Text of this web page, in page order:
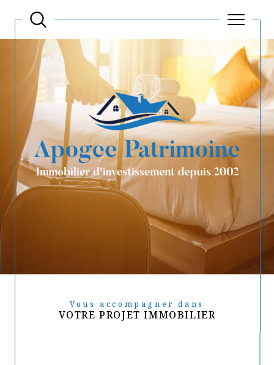
Vous accompagner dans
VOTRE PROJET IMMOBILIER